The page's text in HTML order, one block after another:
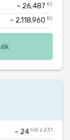
~ 26,487 Kč
~ 2,118,960 Kč
~ 24 lidí z 231